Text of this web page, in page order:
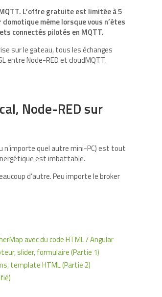
L’offre gratuite est limitée à 5
même lorsque vous n’êtes
connectés pilotés en MQTT.
sur le gateau, tous les échanges
entre Node-RED et cloudMQTT.
Node-RED sur
n’importe quel autre mini-PC) est tout
est imbattable.
d’autre. Peu importe le broker
avec du code HTML / Angular
slider, formulaire (Partie 1)
template HTML (Partie 2)